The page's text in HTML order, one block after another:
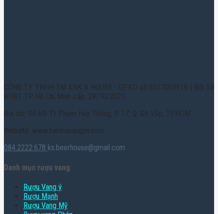
CÔNG TY TNHH TM XNK K HOUSE - GPKD số 0317003916 | Bởi Sở
KHĐT TP. Hồ Chí Minh cấp: 29/10/2021
Địa chỉ: Số 69-71 Phạm Huy Thông, P. 17, Q. Gò Vấp, TPHCM
Website: www.hamruoungon.com
084.2222.678 ks.beerhouse@gmail.com
Danh mục rượu vang
Rượu Vang ý
Rượu Mạnh
Rượu Vang Mỹ